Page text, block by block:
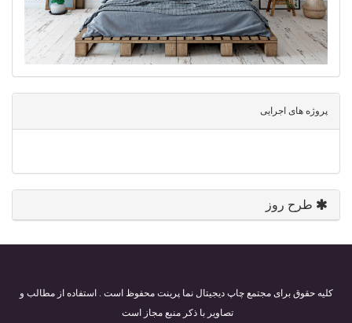
پروژه های اجرایی
طرح روز
کلیه حقوق برای مجتمع چاپ دیجیتال نما پرینت محفوظ است . استفاده از مطالب و
تصاویر با ذکر منبع مجاز است